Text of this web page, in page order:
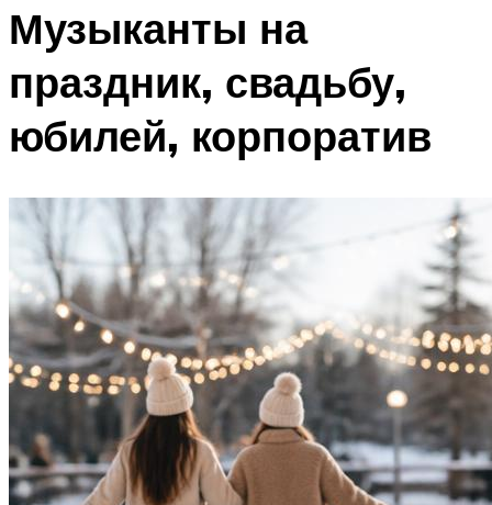
Музыканты на
праздник, свадьбу,
юбилей, корпоратив